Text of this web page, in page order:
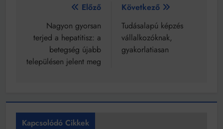
Bejegyzés
navigáció
Előző
Nagyon gyorsan
terjed a hepatitisz: a
betegség újabb
településen jelent meg
Következő
Tudásalapú képzés
vállalkozóknak,
gyakorlatiasan
Kapcsolódó Cikkek